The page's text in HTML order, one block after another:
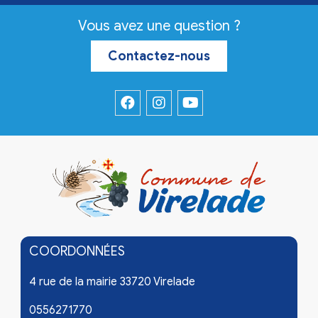
Vous avez une question ?
Contactez-nous
COORDONNÉES
4 rue de la mairie 33720 Virelade
0556271770